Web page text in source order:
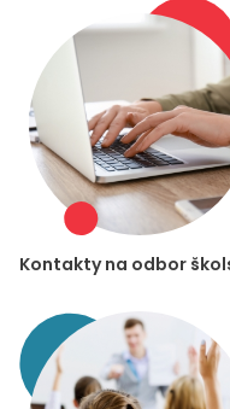
Kontakty na odbor